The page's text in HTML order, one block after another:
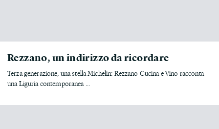
Rezzano, un indirizzo da ricordare
Terza generazione, una stella Michelin: Rezzano Cucina e Vino racconta
una Liguria contemporanea ...